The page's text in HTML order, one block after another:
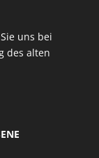
uns bei
des alten